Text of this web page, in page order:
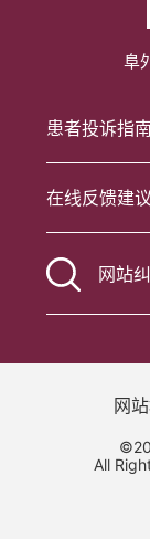
阜
患者投诉指南
在线反馈建议
网站
网
All